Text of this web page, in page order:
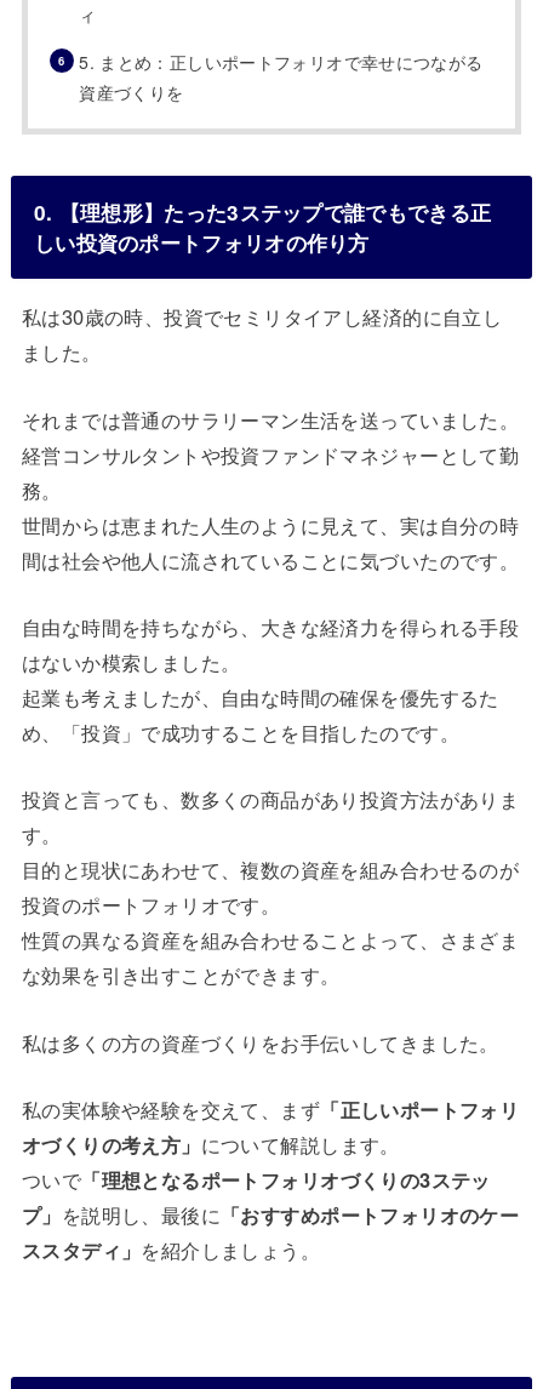
ィ
5. まとめ：正しいポートフォリオで幸せにつながる
資産づくりを
0. 【理想形】たった3ステップで誰でもできる正
しい投資のポートフォリオの作り方
私は30歳の時、投資でセミリタイアし経済的に自立し
ました。
それまでは普通のサラリーマン生活を送っていました。
経営コンサルタントや投資ファンドマネジャーとして勤
務。
世間からは恵まれた人生のように見えて、実は自分の時
間は社会や他人に流されていることに気づいたのです。
自由な時間を持ちながら、大きな経済力を得られる手段
はないか模索しました。
起業も考えましたが、自由な時間の確保を優先するた
め、「投資」で成功することを目指したのです。
投資と言っても、数多くの商品があり投資方法がありま
す。
目的と現状にあわせて、複数の資産を組み合わせるのが
投資のポートフォリオです。
性質の異なる資産を組み合わせることよって、さまざま
な効果を引き出すことができます。
私は多くの方の資産づくりをお手伝いしてきました。
私の実体験や経験を交えて、まず 「正しいポートフォリ
オづくりの考え方」 について解説します。
ついで 「理想となるポートフォリオづくりの3ステッ
プ」 を説明し、最後に 「おすすめポートフォリオのケー
ススタディ」 を紹介しましょう。